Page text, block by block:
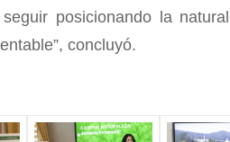
posicionando la
concluyó.